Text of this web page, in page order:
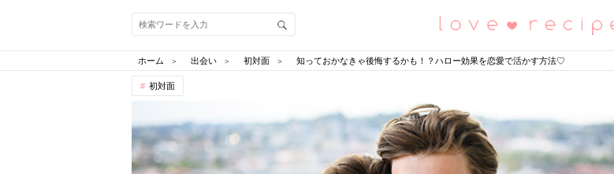
ホーム 出会い 初対面 知っておかなきゃ後悔するかも！？ハロー効果を恋愛で活かす方法♡
初対面